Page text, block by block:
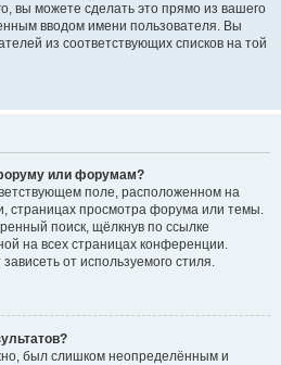
вы можете сделать это прямо из вашего
вводом имени пользователя. Вы
из соответствующих списков на той
или форумам?
поле, расположенном на
страницах просмотра форума или темы.
поиск, щёлкнув по ссылке
на всех страницах конференции.
от используемого стиля.
был слишком неопределённым и